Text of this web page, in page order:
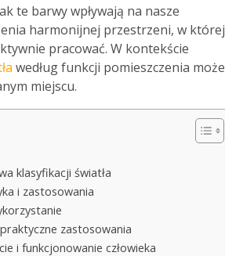
te barwy wpływają na nasze
harmonijnej przestrzeni, w której
pracować. W kontekście
według funkcji pomieszczenia może
miejscu.
klasyfikacji światła
i zastosowania
zastosowania
i funkcjonowanie człowieka